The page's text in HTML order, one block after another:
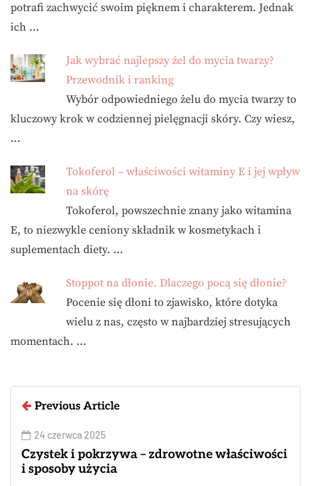
potrafi zachwycić swoim pięknem i charakterem. Jednak
ich …
Jak wybrać najlepszy żel do mycia twarzy?
Przewodnik i ranking
Wybór odpowiedniego żelu do mycia twarzy to
kluczowy krok w codziennej pielęgnacji skóry. Czy wiesz,
…
Tokoferol – właściwości witaminy E i jej wpływ
na skórę
Tokoferol, powszechnie znany jako witamina
E, to niezwykle ceniony składnik w kosmetykach i
suplementach diety. …
Stoppot na dłonie. Dlaczego pocą się dłonie?
Pocenie się dłoni to zjawisko, które dotyka
wielu z nas, często w najbardziej stresujących
momentach. …
Previous Article
24 czerwca 2025
Czystek i pokrzywa – zdrowotne właściwości
i sposoby użycia